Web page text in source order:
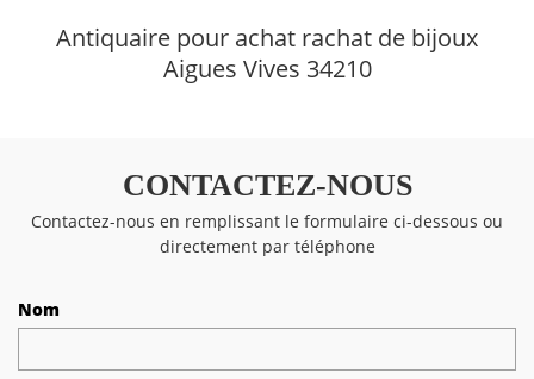
Antiquaire pour achat rachat de bijoux
Aigues Vives 34210
CONTACTEZ-NOUS
Contactez-nous en remplissant le formulaire ci-dessous ou
directement par téléphone
Nom